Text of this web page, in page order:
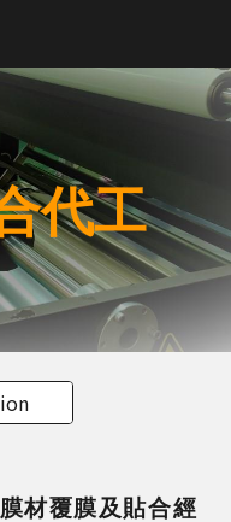
代工
材覆膜及貼合經